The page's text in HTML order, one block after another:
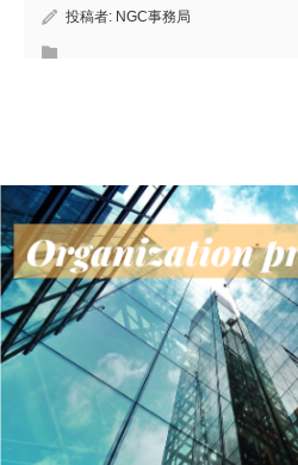
投稿者: NGC事務局